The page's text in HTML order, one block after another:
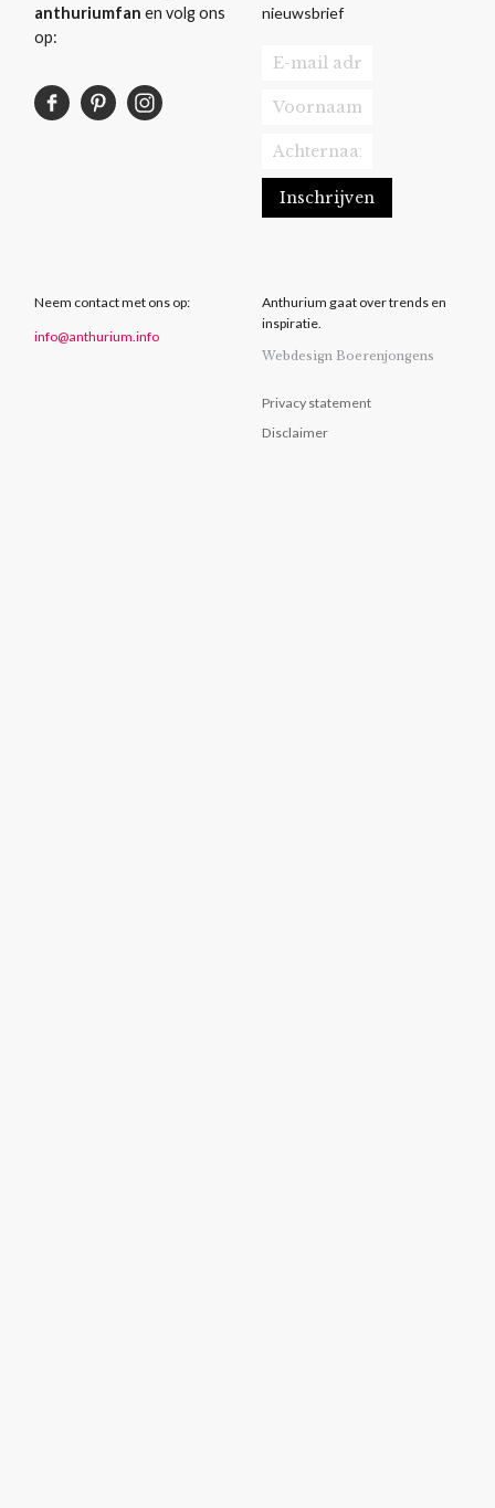
anthuriumfan en volg ons
op:
nieuwsbrief
Neem contact met ons op:
info@anthurium.info
Anthurium gaat over trends en
inspiratie.
Webdesign Boerenjongens
Privacy statement
Disclaimer